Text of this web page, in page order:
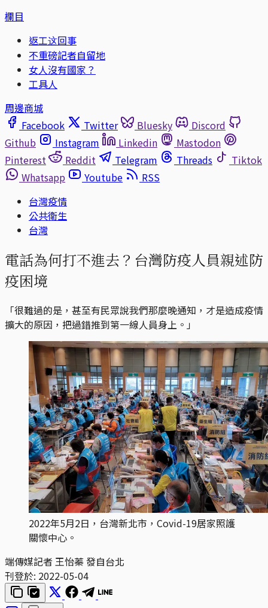
欄目
返工这回事
不重磅記者自留地
女人沒有國家？
工具人
周邊商城
Facebook
Twitter Bluesky
Discord
Github
Instagram Linkedin
Mastodon
Pinterest
Reddit Telegram Threads
Tiktok
Whatsapp
Youtube
RSS
台灣疫情
公共衛生
台灣
電話為何打不進去？台灣防疫人員親述防
疫困境
「很難過的是，甚至有民眾說我們那麼晚通知，才是造成疫情
擴大的原因，把過錯推到第一線人員身上。」
2022年5月2日，台灣新北市，Covid-19居家照護
關懷中心。
端傳媒記者 王怡蓁 發自台北
刊登於: 2022-05-04